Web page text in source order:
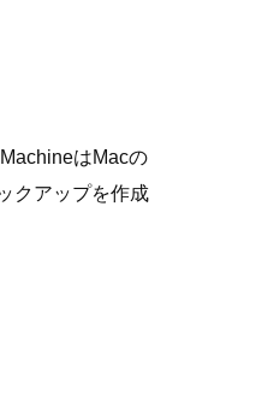
はMacの
クアップを作成